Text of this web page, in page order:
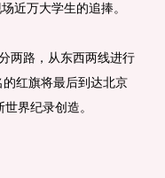
近万大学生的追捧。
两路，从东西两线进行
红旗将最后到达北京
界纪录创造。